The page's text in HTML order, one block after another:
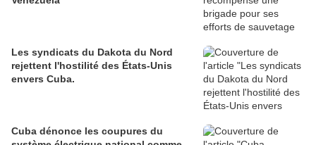
Les syndicats du Dakota du Nord
rejettent l'hostilité des États-Unis
envers Cuba.
Cuba dénonce les coupures du